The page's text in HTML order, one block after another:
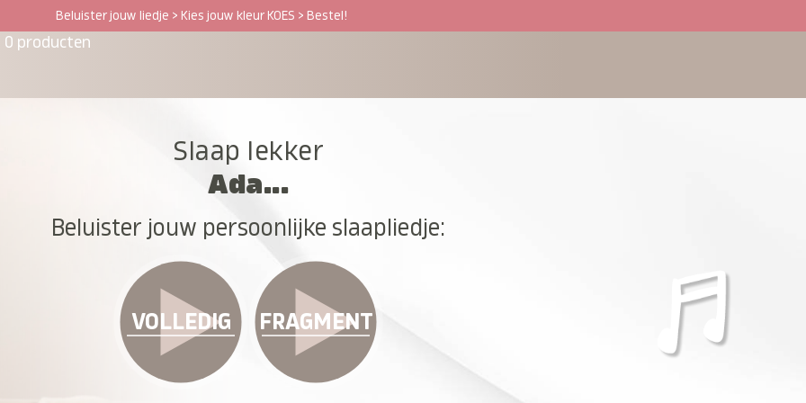
Beluister jouw liedje > Kies jouw kleur KOES > Bestel!
0 producten
Slaap lekker
Ada...
Beluister jouw persoonlijke slaapliedje:
VOLLEDIG FRAGMENT